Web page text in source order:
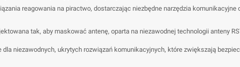
reagowania na piractwo, dostarczając niezbędne narzędzia
tak, aby maskować antenę, oparta na niezawodnej technologii anteny
niezawodnych, ukrytych rozwiązań komunikacyjnych, które zwiększają